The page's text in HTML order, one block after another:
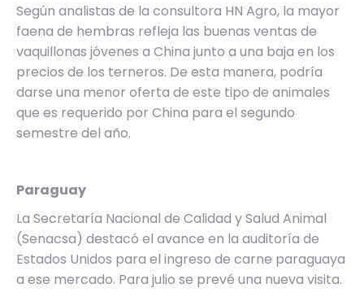
Según analistas de la consultora HN Agro, la mayor
faena de hembras refleja las buenas ventas de
vaquillonas jóvenes a China junto a una baja en los
precios de los terneros. De esta manera, podría
darse una menor oferta de este tipo de animales
que es requerido por China para el segundo
semestre del año.
Paraguay
La Secretaría Nacional de Calidad y Salud Animal
(Senacsa) destacó el avance en la auditoría de
Estados Unidos para el ingreso de carne paraguaya
a ese mercado. Para julio se prevé una nueva visita.